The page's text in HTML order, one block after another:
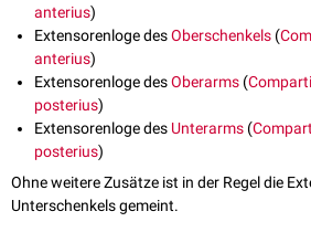
anterius)
Extensorenloge desOberschenkels (
anterius)
Extensorenloge desOberarms (
posterius)
Extensorenloge des Unterarms (
posterius)
Ohne weitere Zusätze ist in der Regel die
Unterschenkels gemeint.